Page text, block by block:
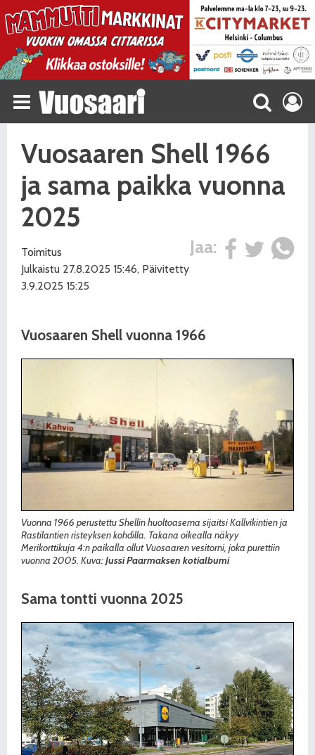
Vuosaaren Shell 1966
ja sama paikka vuonna
2025
Jaa:
Toimitus
Julkaistu 27.8.2025 15:46, Päivitetty
3.9.2025 15:25
Vuosaaren Shell vuonna 1966
Vuonna 1966 perustettu Shellin huoltoasema sijaitsi Kallvikintien ja
Rastilantien risteyksen kohdilla. Takana oikealla näkyy
Merikorttikuja 4:n paikalla ollut Vuosaaren vesitorni, joka purettiin
vuonna 2005. Kuva:Jussi Paarmaksen kotialbumi
Sama tontti vuonna 2025